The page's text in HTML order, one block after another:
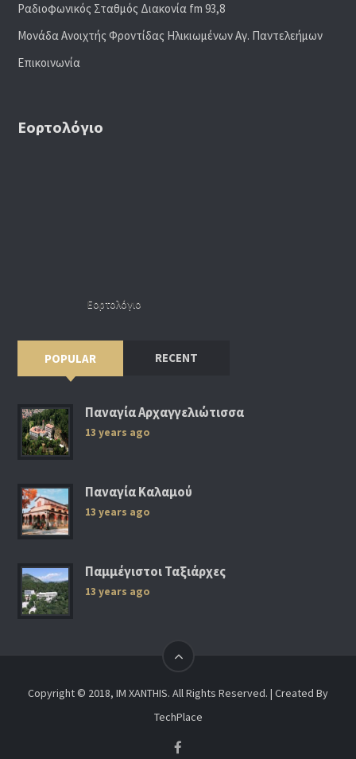
Ραδιoφωνικός Σταθμός Διακονία fm 93,8
Μονάδα Ανοιχτής Φροντίδας Ηλικιωμένων Αγ. Παντελεήμων
Επικοινωνία
Εορτολόγιο
Εορτολόγιο
POPULAR RECENT
Παναγία Αρχαγγελιώτισσα
13 years ago
Παναγία Καλαμού
13 years ago
Παμμέγιστοι Ταξιάρχες
13 years ago
Copyright © 2018, IM XANTHIS. All Rights Reserved. | Created By
TechPlace